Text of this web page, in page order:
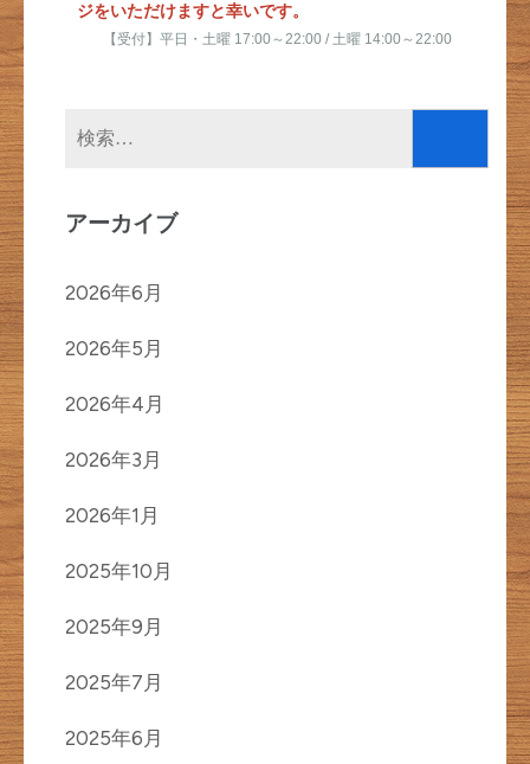
ジをいただけますと幸いです。
【受付】平日・土曜 17:00～22:00 / 土曜 14:00～22:00
アーカイブ
2026年6月
2026年5月
2026年4月
2026年3月
2026年1月
2025年10月
2025年9月
2025年7月
2025年6月